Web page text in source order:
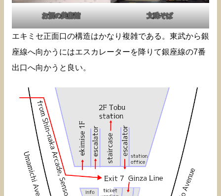
お酒の美術館 文殊そば
エキミセ正面口の構造はかなり複雑である。東武から銀
座線へ向かうにはエスカレーターを降りて銀座線の7番
出口へ向かうと良い。